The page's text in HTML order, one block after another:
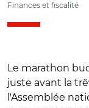
Finances et fiscalité
Le marathon
juste avant la
l'Assemblée